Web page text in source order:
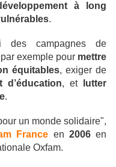
à long
.
des campagnes de
exemple pour mettre
équitables, exiger de
, et
lutter
.
un monde solidaire",
France en 2006en
Oxfam.